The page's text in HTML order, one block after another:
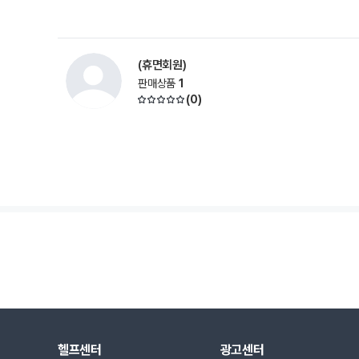
(휴면회원)
판매상품 1
(0)
헬프센터 광고센터